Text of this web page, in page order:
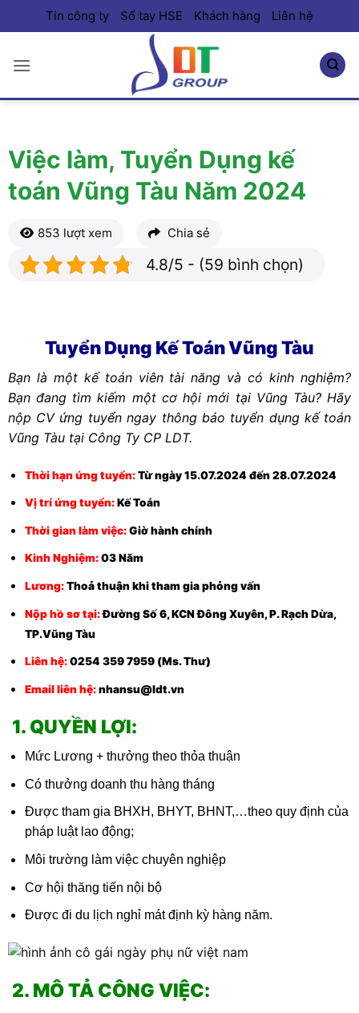
qua
dung
Tin công ty Sổ tay HSE Khách hàng Liên hệ
Việc làm, Tuyển Dụng kế
toán Vũng Tàu Năm 2024
853 lượt xem Chia sẻ
4.8/5 - (59 bình chọn)
Tuyển Dụng Kế Toán Vũng Tàu
Bạn là một kế toán viên tài năng và có kinh nghiệm?
Bạn đang tìm kiếm một cơ hội mới tại Vũng Tàu? Hãy
nộp CV ứng tuyển ngay thông báo tuyển dụng kế toán
Vũng Tàu tại Công Ty CP LDT.
Thời hạn ứng tuyển: Từ ngày 15.07.2024 đến 28.07.2024
Vị trí ứng tuyển: Kế Toán
Thời gian làm việc: Giờ hành chính
Kinh Nghiệm: 03 Năm
Lương: Thoả thuận khi tham gia phỏng vấn
Nộp hồ sơ tại:Đường Số 6, KCN Đông Xuyên, P. Rạch Dừa,
TP.Vũng Tàu
Liên hệ: 0254 359 7959 (Ms. Thư)
Email liên hệ: nhansu@ldt.vn
1. QUYỀN LỢI:
Mức Lương + thưởng theo thỏa thuận
Có thưởng doanh thu hàng tháng
Được tham gia BHXH, BHYT, BHNT,…theo quy định của
pháp luật lao động;
Môi trường làm việc chuyên nghiệp
Cơ hội thăng tiến nội bộ
Được đi du lịch nghỉ mát định kỳ hàng năm.
2. MÔ TẢ CÔNG VIỆC: